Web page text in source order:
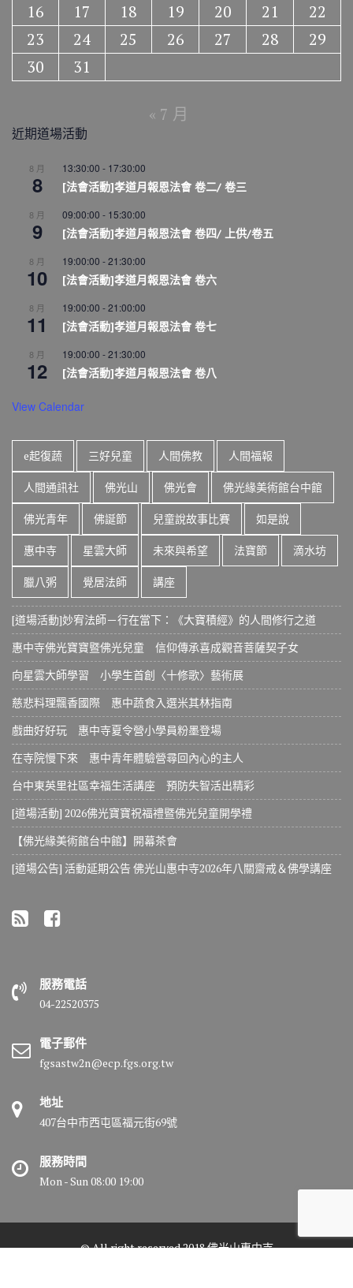
16
17 18 19 20 21
22
23
24 25 26 27 28
29
30
31
« 7 月
近期道場活動
8 月
8
13:30:00 - 17:30:00
[法會活動]孝道月報恩法會 卷二/ 卷三
8 月
9
09:00:00 - 15:30:00
[法會活動]孝道月報恩法會 卷四/ 上供/卷五
8 月
10
19:00:00 -21:30:00
[法會活動]孝道月報恩法會 卷六
8 月
11
19:00:00 -21:00:00
[法會活動]孝道月報恩法會 卷七
8 月
12
19:00:00 -21:30:00
[法會活動]孝道月報恩法會 卷八
View Calendar
e起復蔬 三好兒童 人間佛教 人間福報
人間通訊社 佛光山 佛光會 佛光緣美術館台中館
佛光青年 佛誕節 兒童說故事比賽 如是說
惠中寺 星雲大師 未來與希望 法寶節 滴水坊
臘八粥 覺居法師 講座
[道場活動]妙宥法師－行在當下：《大寶積經》的人間修行之道
惠中寺佛光寶寶暨佛光兒童 信仰傳承喜成觀音菩薩契子女
向星雲大師學習 小學生首創〈十修歌〉藝術展
慈悲料理飄香國際 惠中蔬食入選米其林指南
戲曲好好玩 惠中寺夏令營小學員粉墨登場
在寺院慢下來 惠中青年體驗營尋回內心的主人
台中東英里社區幸福生活講座 預防失智活出精彩
[道場活動] 2026佛光寶寶祝福禮暨佛光兒童開學禮
【佛光緣美術館台中館】開幕茶會
[道場公告] 活動延期公告 佛光山惠中寺2026年八關齋戒＆佛學講座
服務電話
04-22520375
電子郵件
fgsastw2n@ecp.fgs.org.tw
地址
407台中市西屯區福元街69號
服務時間
Mon - Sun 08:00 19:00
© All right reserved 2018 佛光山惠中寺